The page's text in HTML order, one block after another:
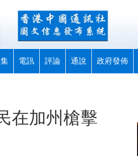
電訊 評論 通說 政府發佈
在加州槍擊